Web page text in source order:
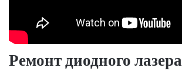
Ремонт диодного лазера